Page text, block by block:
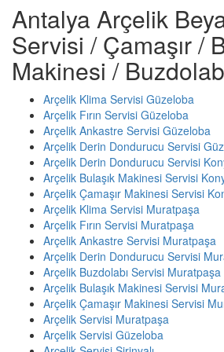
Antalya Arçelik
Servisi / Çamaşır /
Makinesi /
Arçelik Klima Servisi Güzeloba
Arçelik Fırın Servisi Güzeloba
Arçelik Ankastre Servisi Güzeloba
Arçelik Derin Dondurucu Servisi
Arçelik Derin Dondurucu Servisi
Arçelik Bulaşık Makinesi Servisi
Arçelik Çamaşır Makinesi Servisi
Arçelik Klima Servisi Muratpaşa
Arçelik Fırın Servisi Muratpaşa
Arçelik Ankastre Servisi Muratpaşa
Arçelik Derin Dondurucu Servisi
Arçelik Buzdolabı Servisi Muratpaşa
Arçelik Bulaşık Makinesi Servisi
Arçelik Çamaşır Makinesi Servisi
Arçelik Servisi Muratpaşa
Arçelik Servisi Güzeloba